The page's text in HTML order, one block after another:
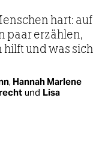
hart: auf
paar erzählen,
und was sich
, Hannah Marlene
und Lisa